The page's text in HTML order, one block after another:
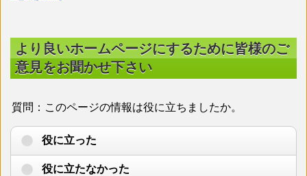
より良いホームページにするために皆様のご
意見をお聞かせ下さい
質問：このページの情報は役に立ちましたか。
役に立った
役に立たなかった